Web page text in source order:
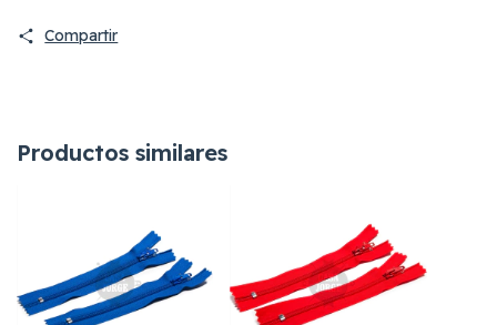
Compartir
Productos similares